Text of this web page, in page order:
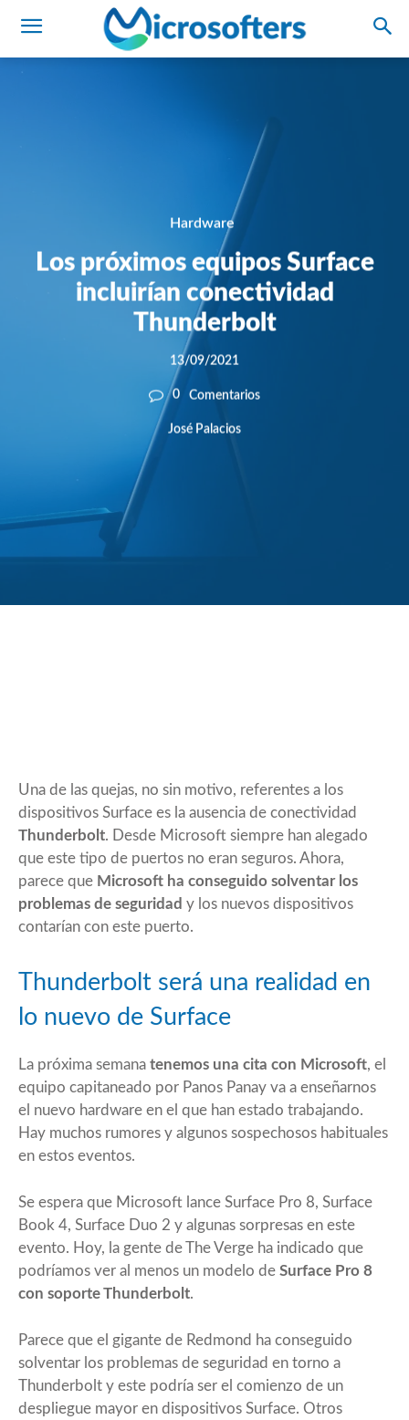
Hardware
Los próximos equipos Surface
incluirían conectividad
Thunderbolt
13/09/2021
0 Comentarios
José Palacios
Una de las quejas, no sin motivo, referentes a los
dispositivos Surface es la ausencia de conectividad
Thunderbolt. Desde Microsoft siempre han alegado
que este tipo de puertos no eran seguros. Ahora,
parece que Microsoft ha conseguido solventar los
problemas de seguridad y los nuevos dispositivos
contarían con este puerto.
Thunderbolt será una realidad en
lo nuevo de Surface
La próxima semana tenemos una cita con Microsoft, el
equipo capitaneado por Panos Panay va a enseñarnos
el nuevo hardware en el que han estado trabajando.
Hay muchos rumores y algunos sospechosos habituales
en estos eventos.
Se espera que Microsoft lance Surface Pro 8, Surface
Book 4, Surface Duo 2 y algunas sorpresas en este
evento. Hoy, la gente deThe Verge ha indicado que
podríamos ver al menos un modelo de Surface Pro 8
con soporte Thunderbolt.
Parece que el gigante de Redmond ha conseguido
solventar los problemas de seguridad en torno a
Thunderbolt y este podría ser el comienzo de un
despliegue mayor en dispositivos Surface. Otros